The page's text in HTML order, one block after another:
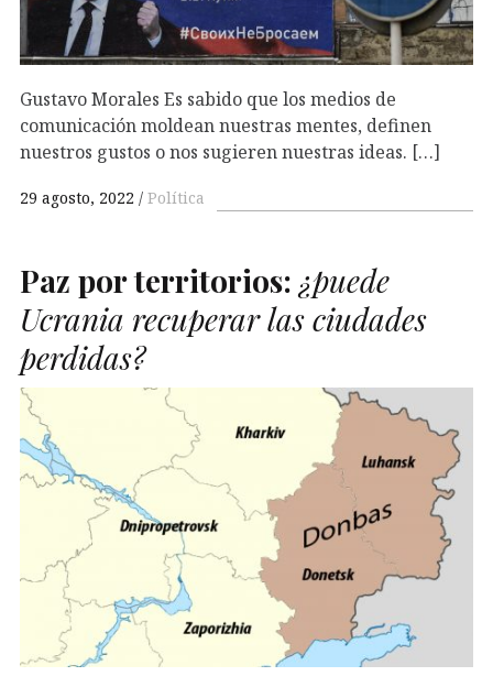
Gustavo Morales Es sabido que los medios de
comunicación moldean nuestras mentes, definen
nuestros gustos o nos sugieren nuestras ideas. […]
29 agosto, 2022 Política
Paz por territorios: ¿puede
Ucrania recuperar las ciudades
perdidas?